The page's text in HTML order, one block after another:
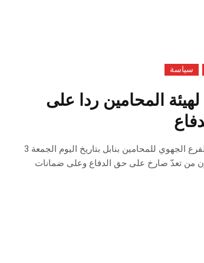
سياسة
المحامين ردا على
في ما يلي نص البيان الصادر عن مجلس الفرع الجهوي للمحامين بنابل بتاريخ اليوم الجمعة 3
من تعدّ صارخ على حق الدفاع وعلى ضمانات